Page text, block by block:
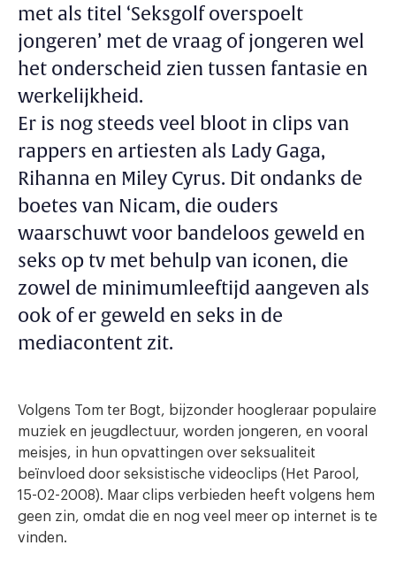
met als titel ‘Seksgolf overspoelt
jongeren’ met de vraag of jongeren wel
het onderscheid zien tussen fantasie en
werkelijkheid.
Er is nog steeds veel bloot in clips van
rappers en artiesten als Lady Gaga,
Rihanna en Miley Cyrus. Dit ondanks de
boetes van Nicam, die ouders
waarschuwt voor bandeloos geweld en
seks op tv met behulp van iconen, die
zowel de minimumleeftijd aangeven als
ook of er geweld en seks in de
mediacontent zit.
Volgens Tom ter Bogt, bijzonder hoogleraar populaire
muziek en jeugdlectuur, worden jongeren, en vooral
meisjes, in hun opvattingen over seksualiteit
beïnvloed door seksistische videoclips (Het Parool,
15-02-2008). Maar clips verbieden heeft volgens hem
geen zin, omdat die en nog veel meer op internet is te
vinden.